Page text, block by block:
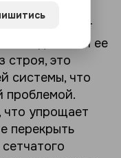
чтобы
Это может
ее
строя, это
системы, что
проблемой.
что упрощает
перекрыть